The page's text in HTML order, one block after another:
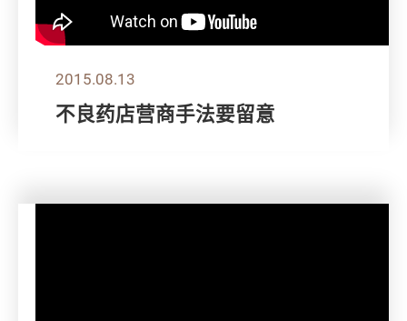
2015.08.13
不良药店营商手法要留意